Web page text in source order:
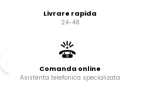
Livrare rapida
24-48
Comanda online
Asistenta telefonica specializata